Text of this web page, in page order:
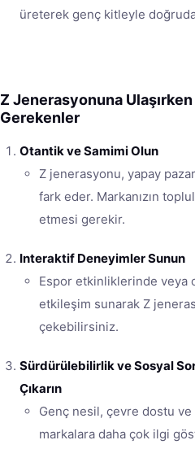
üreterek genç kitleyle
Z Jenerasyonuna
Gerekenler
Otantik ve Samimi Olun
Z jenerasyonu, yapay
fark eder. Markanızın
etmesi gerekir.
Interaktif Deneyimler Sunun
Espor etkinliklerinde veya
etkileşim sunarak Z
çekebilirsiniz.
Sürdürülebilirlik ve Sosyal
Çıkarın
Genç nesil, çevre dostu
markalara daha çok ilgi